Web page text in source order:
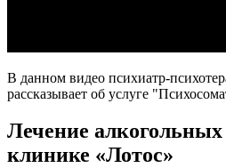
В данном видео психиатр-
рассказывает об услуге
Лечение
клинике «Лотос»